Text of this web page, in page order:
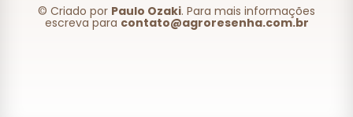
© Criado por Paulo Ozaki. Para mais informações
escreva para contato@agroresenha.com.br